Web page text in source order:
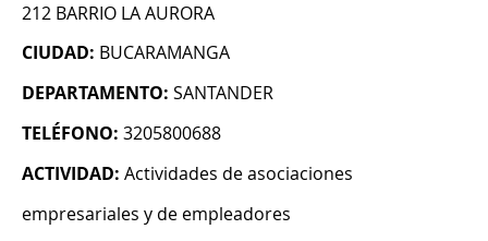
212 BARRIO LA AURORA
CIUDAD: BUCARAMANGA
DEPARTAMENTO: SANTANDER
TELÉFONO: 3205800688
ACTIVIDAD: Actividades de asociaciones
empresariales y de empleadores